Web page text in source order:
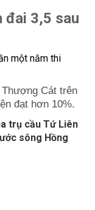
đai 3,5 sau
Cát trên
đạt hơn 10%.
trụ cầu Tứ Liên
sông Hồng